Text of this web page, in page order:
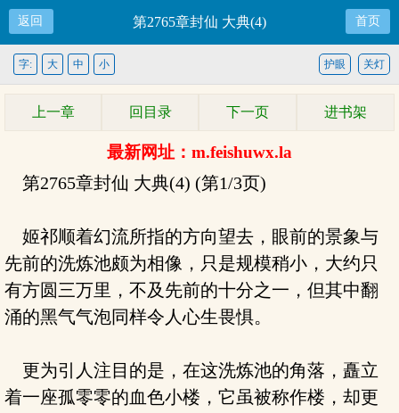
返回 第2765章封仙 大典(4) 首页
关灯
护眼
字: 大 中 小
上一章 回目录 下一页 进书架
最新网址：m.feishuwx.la
第2765章封仙 大典(4) (第1/3页)
姬祁顺着幻流所指的方向望去，眼前的景象与
先前的洗炼池颇为相像，只是规模稍小，大约只
有方圆三万里，不及先前的十分之一，但其中翻
涌的黑气气泡同样令人心生畏惧。
更为引人注目的是，在这洗炼池的角落，矗立
着一座孤零零的血色小楼，它虽被称作楼，却更